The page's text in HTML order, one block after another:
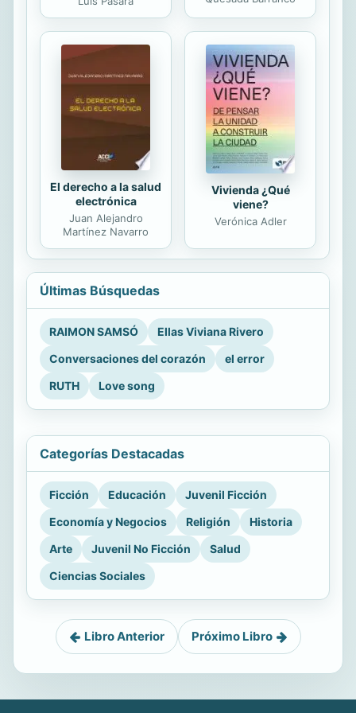
El derecho a la salud
electrónica
Juan Alejandro
Martínez Navarro
Vivienda ¿Qué
viene?
Verónica Adler
Últimas Búsquedas
RAIMON SAMSÓ
Ellas Viviana Rivero
Conversaciones del corazón
el error
RUTH
Love song
Categorías Destacadas
Ficción Educación
Juvenil Ficción
Economía y Negocios
Religión
Historia
Arte
Juvenil No Ficción
Salud
Ciencias Sociales
Libro Anterior Próximo Libro